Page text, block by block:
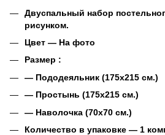
Двуспальный набор
рисунком.
Цвет ― На фото
Размер :
― Пододеяльник (175х215 см.)
― Простынь (175х215 см.)
― Наволочка (70х70 см.)
Количество в упаковке ― 1